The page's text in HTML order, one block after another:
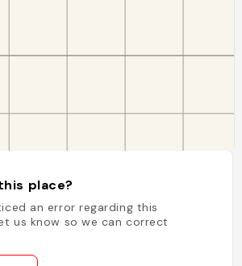
place?
an error regarding this
us know so we can correct